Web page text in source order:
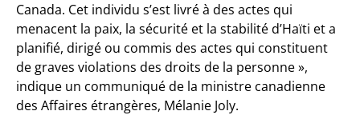
Canada. Cet individu s’est livré à des actes qui
menacent la paix, la sécurité et la stabilité d’Haïti et a
planifié, dirigé ou commis des actes qui constituent
de graves violations des droits de la personne »,
indique un communiqué de la ministre canadienne
des Affaires étrangères, Mélanie Joly.